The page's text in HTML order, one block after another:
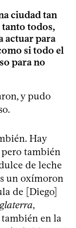
ciudad tan
tanto todos,
actuar para
si todo el
para no
y pudo
Hay
también
de leche
un oxímoron
de [Diego]
,
en la